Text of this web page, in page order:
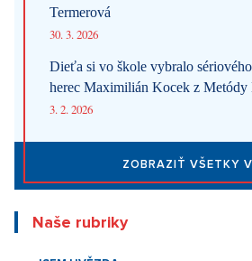
Termerová
30. 3. 2026
Dieťa si vo škole vybralo
herec Maximilián Kocek z
3. 2. 2026
ZOBRAZIŤ VŠETKY
Naše rubriky